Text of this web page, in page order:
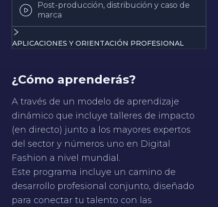
Post-producción, distribución y caso de
marca
APLICACIONES Y ORIENTACIÓN PROFESIONAL
¿Cómo aprenderás?
A través de un modelo de aprendizaje
dinámico que incluye talleres de impacto
(en directo) junto a los mayores expertos
del sector y números uno en Digital
Fashion a nivel mundial.
Este programa incluye un camino de
desarrollo profesional conjunto, diseñado
para conectar tu talento con las